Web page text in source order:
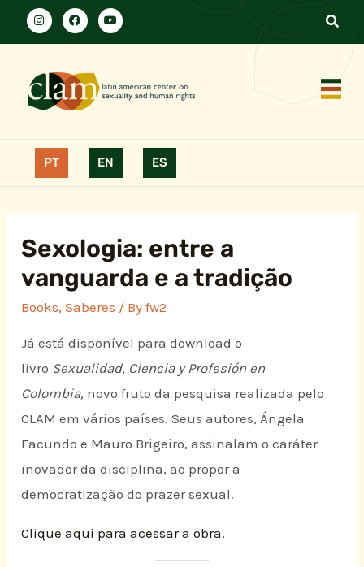
PT EN ES
Sexologia: entre a
vanguarda e a tradição
Books,Saberes / Byfw2
Já está disponível para download o
livro Sexualidad, Ciencia y Profesión en
Colombia, novo fruto da pesquisa realizada pelo
CLAM em vários países. Seus autores, Ángela
Facundo e Mauro Brigeiro, assinalam o caráter
inovador da disciplina, ao propor a
democratização do prazer sexual.
Clique aqui para acessar a obra.